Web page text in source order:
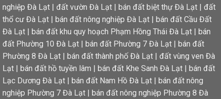
nghiệp Đà Lạt | đất vườn Đà Lạt | bán đất biệt thự Đà Lạt | đất
thổ cư Đà Lạt | bán đất nông nghiệp Đà Lạt | bán đất Cầu Đất
Đà Lạt | bán đất khu quy hoạch Phạm Hồng Thái Đà Lạt | bán
đất Phường 10 Đà Lạt | bán đất Phường 7 Đà Lạt | bán đất
Phường 8 Đà Lạt | bán đất thành phố Đà Lạt | đất vùng ven Đà
Lạt | bán đất hồ tuyền lâm | bán đất Khe Sanh Đà Lạt | bán đất
Lạc Dương Đà Lạt | bán đất Nam Hồ Đà Lạt | bán đất nông
nghiệp Phường 7 Đà Lạt | bán đất nông nghiệp Phường 8 Đà